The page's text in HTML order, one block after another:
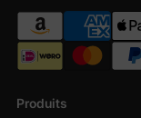
Produits